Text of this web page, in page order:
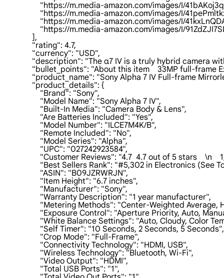
"https://m.media-amazon.com/images/I/
"https://m.media-amazon.com/images/I/
"https://m.media-amazon.com/images/I/
"https://m.media-amazon.com/images/I/
                ],
                "rating": 4.7,
                "currency": "USD",
"description": "The α7 IV is a truly hybrid
"bullet_points": "About this item    33MP
"product_name": "Sony Alpha 7 IV Full-frame
                "product_details": {
                    "Brand": "Sony",
                    "Model Name": "Sony Alpha 7 IV",
                    "Built-In Media": "Camera Body & Lens",
                    "Are Batteries Included": "Yes",
                    "Model Number": "ILCE7M4K/B",
                    "Remote Included": "No",
                    "Model Series": "Alpha",
                    "UPC": "027242923584",
"Customer Reviews": "4.7  4.7 out of 5 stars    \n
"Best Sellers Rank": "#5,302 in Electronics
                    "ASIN": "B09JZRWRJN",
                    "Item Height": "6.7 inches",
                    "Manufacturer": "Sony",
                    "Warranty Description": "1 year manufacturer",
"Metering Methods": "Center-Weighted
"Exposure Control": "Aperture Priority, Auto,
"White Balance Settings": "Auto, Cloudy,
                    "Self Timer": "10 Seconds, 2 Seconds, 5 Seconds",
                    "Crop Mode": "Full-Frame",
                    "Connectivity Technology": "HDMI, USB",
                    "Wireless Technology": "Bluetooth, Wi-Fi",
                    "Video Output": "HDMI",
                    "Total USB Ports": "1",